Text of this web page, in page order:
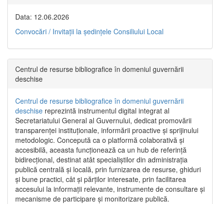
Data: 12.06.2026
Convocări / Invitaţii la şedinţele Consiliului Local
Centrul de resurse bibliografice în domeniul guvernării
deschise
Centrul de resurse bibliografice în domeniul guvernării
deschise reprezintă instrumentul digital integrat al
Secretariatului General al Guvernului, dedicat promovării
transparenței instituționale, informării proactive și sprijinului
metodologic. Concepută ca o platformă colaborativă și
accesibilă, aceasta funcționează ca un hub de referință
bidirecțional, destinat atât specialiștilor din administrația
publică centrală și locală, prin furnizarea de resurse, ghiduri
și bune practici, cât și părților interesate, prin facilitarea
accesului la informații relevante, instrumente de consultare și
mecanisme de participare și monitorizare publică.